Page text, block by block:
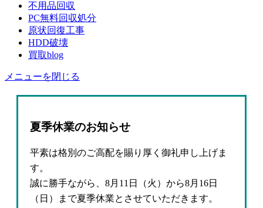
不用品回収
PC無料回収処分
原状回復工事
HDD破壊
買取blog
メニューを閉じる
夏季休業のお知らせ
平素は格別のご高配を賜り厚く御礼申し上げま
す。
誠に勝手ながら、8月11日（火）から8月16日
（日）まで夏季休業とさせていただきます。